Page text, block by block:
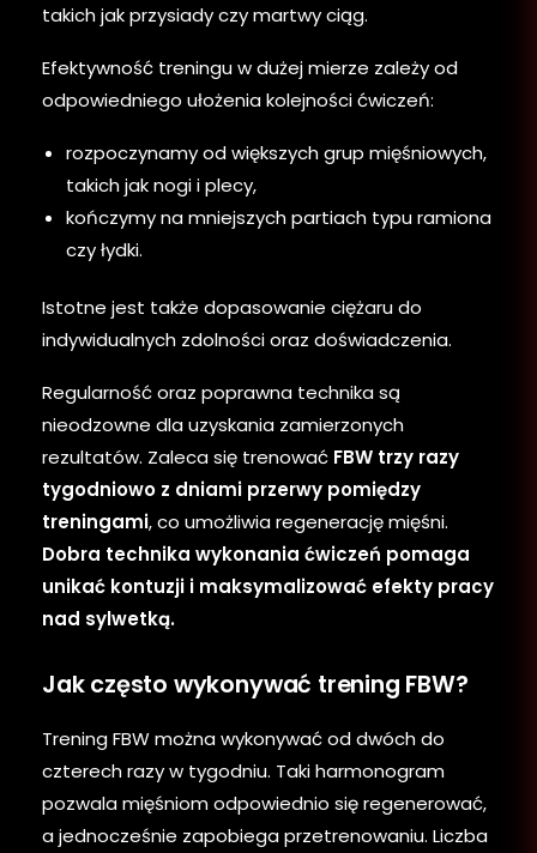
takich jak przysiady czy martwy ciąg.
Efektywność treningu w dużej mierze zależy od
odpowiedniego ułożenia kolejności ćwiczeń:
rozpoczynamy od większych grup mięśniowych,
takich jak nogi i plecy,
kończymy na mniejszych partiach typu ramiona
czy łydki.
Istotne jest także dopasowanie ciężaru do
indywidualnych zdolności oraz doświadczenia.
Regularność oraz poprawna technika są
nieodzowne dla uzyskania zamierzonych
rezultatów. Zaleca się trenować FBW trzy razy
tygodniowo z dniami przerwy pomiędzy
treningami, co umożliwia regenerację mięśni.
Dobra technika wykonania ćwiczeń pomaga
unikać kontuzji i maksymalizować efekty pracy
nad sylwetką.
Jak często wykonywać trening FBW?
Trening FBW można wykonywać od dwóch do
czterech razy w tygodniu. Taki harmonogram
pozwala mięśniom odpowiednio się regenerować,
a jednocześnie zapobiega przetrenowaniu. Liczba